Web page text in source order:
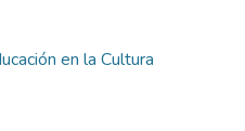
en la Cultura